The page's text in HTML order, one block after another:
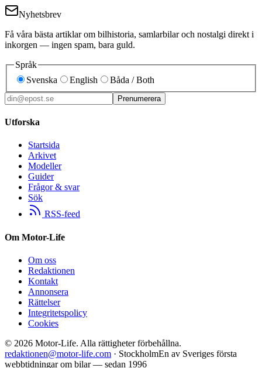
Nyhetsbrev
Få våra bästa artiklar om bilhistoria, samlarbilar och nostalgi direkt i
inkorgen — ingen spam, bara guld.
Språk
Svenska
English Båda / Both
Prenumerera
Utforska
Startsida
Arkivet
Modeller
Guider
Frågor & svar
Sök
RSS-feed
Om Motor-Life
Om oss
Redaktionen
Kontakt
Annonsera
Rättelser
Integritetspolicy
Cookies
© 2026 Motor-Life. Alla rättigheter förbehållna.
redaktionen@motor-life.com · StockholmEn av Sveriges första
webbtidningar om bilar — sedan 1996